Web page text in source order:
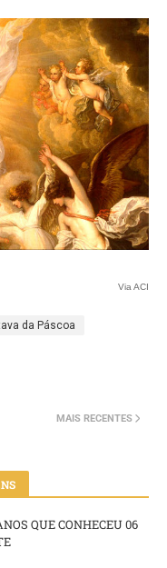
Via ACI
da Páscoa
MAIS RECENTES
QUE CONHECEU 06